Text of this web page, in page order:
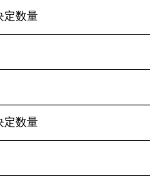
定数量
定数量